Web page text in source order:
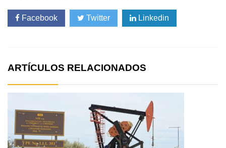
Facebook Twitter Linkedin
ARTÍCULOS RELACIONADOS